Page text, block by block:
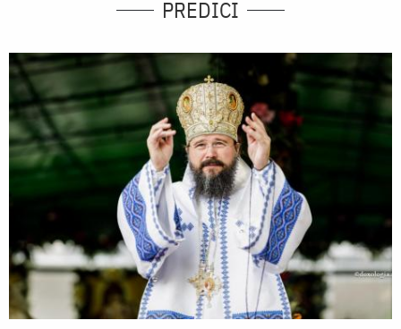
PREDICI